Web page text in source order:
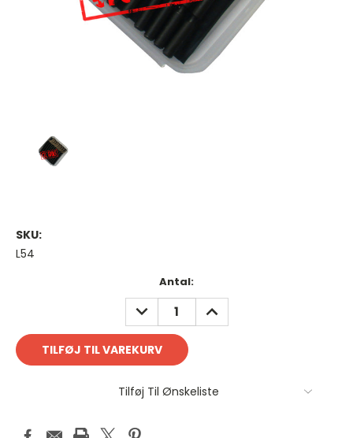
SKU:
L54
Antal:
REDUCER
ANTAL:
FORØG
ANTAL:
Tilføj Til Ønskeliste